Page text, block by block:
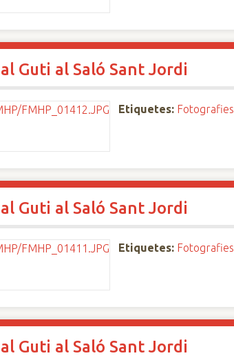
Guti al Saló Sant Jordi
Etiquetes: Fotografies
Guti al Saló Sant Jordi
Etiquetes: Fotografies
Guti al Saló Sant Jordi